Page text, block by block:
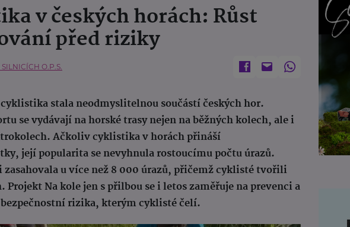
v českých horách: Růst
před riziky
O.P.S.
stala neodmyslitelnou součástí českých hor.
se vydávají na horské trasy nejen na běžných kolech, ale i
Ačkoliv cyklistika v horách přináší
její popularita se nevyhnula rostoucímu počtu úrazů.
zasahovala u více než 8 000 úrazů, přičemž cyklisté tvořili
Projekt Na kole jen s přilbou se i letos zaměřuje na prevenci a
rizika, kterým cyklisté čelí.